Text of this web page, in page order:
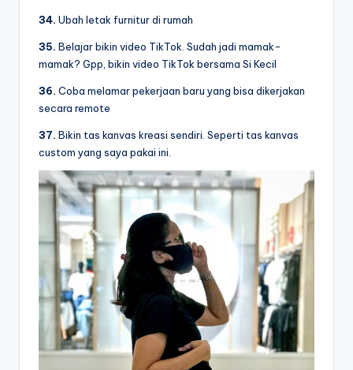
34. Ubah letak furnitur di rumah
35. Belajar bikin video TikTok. Sudah jadi mamak-
mamak? Gpp, bikin video TikTok bersama Si Kecil
36. Coba melamar pekerjaan baru yang bisa dikerjakan
secara remote
37. Bikin tas kanvas kreasi sendiri. Seperti tas kanvas
custom yang saya pakai ini.